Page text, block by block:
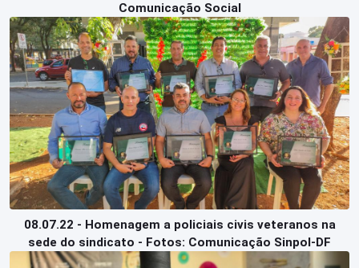
Comunicação Social
08.07.22 - Homenagem a policiais civis veteranos na
sede do sindicato - Fotos: Comunicação Sinpol-DF